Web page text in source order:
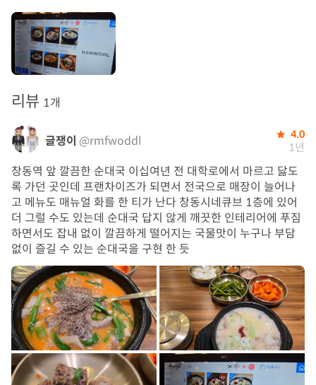
리뷰 1개
글쟁이 @rmfwoddl 4.0
1년
창동역 앞 깔끔한 순대국 이십여년 전 대학로에서 마르고 닳도
록 가던 곳인데 프랜차이즈가 되면서 전국으로 매장이 늘어나
고 메뉴도 매뉴얼 화를 한 티가 난다 창동시네큐브 1층에 있어
더 그럴 수도 있는데 순대국 답지 않게 깨끗한 인테리어에 푸짐
하면서도 잡내 없이 깔끔하게 떨어지는 국물맛이 누구나 부담
없이 즐길 수 있는 순대국을 구현 한 듯